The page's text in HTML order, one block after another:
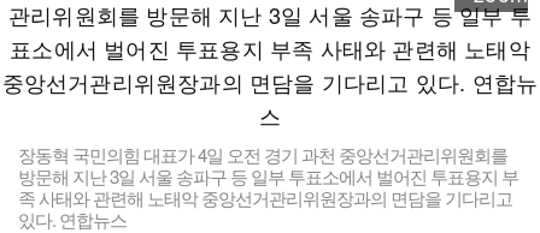
장동혁 국민의힘 대표가 4일 오전 경기 과천 중앙선거관리위원회를
방문해 지난 3일 서울 송파구 등 일부 투표소에서 벌어진 투표용지 부
족 사태와 관련해 노태악 중앙선거관리위원장과의 면담을 기다리고
있다. 연합뉴스